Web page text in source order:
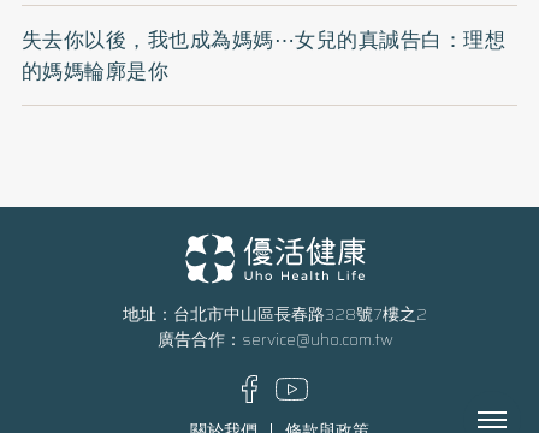
失去你以後，我也成為媽媽⋯女兒的真誠告白：理想
的媽媽輪廓是你
地址：台北市中山區長春路328號7樓之2
廣告合作： service@uho.com.tw
Menu